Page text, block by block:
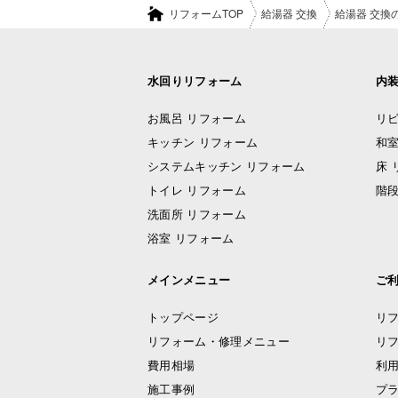
リフォームTOP 給湯器 交換 給湯器 交換
水回りリフォーム
お風呂 リフォーム
キッチン リフォーム
システムキッチン リフォーム
トイレ リフォーム
洗面所 リフォーム
浴室 リフォーム
内
リ
和
床
階
メインメニュー
トップページ
リフォーム・修理メニュー
費用相場
施工事例
ご
リ
リ
利
プ